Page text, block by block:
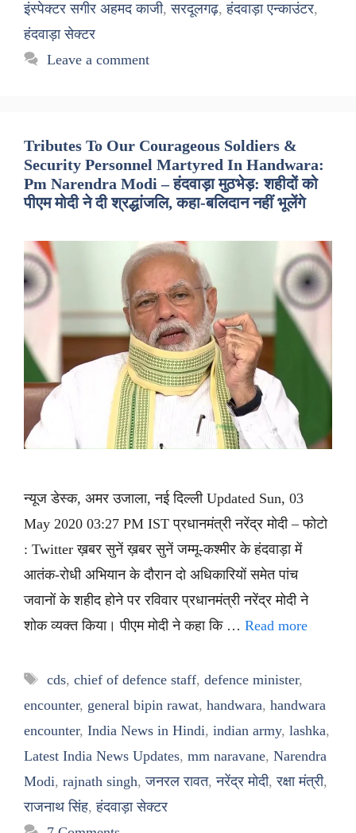
इंस्पेक्टर सगीर अहमद काजी,सरदूलगढ़,हंदवाड़ा एन्काउंटर,
हंदवाड़ा सेक्टर
Leave a comment
Tributes To Our Courageous Soldiers &
Security Personnel Martyred In Handwara:
Pm Narendra Modi – हंदवाड़ा मुठभेड़: शहीदों को
पीएम मोदी ने दी श्रद्धांजलि, कहा-बलिदान नहीं भूलेंगे
न्यूज डेस्क, अमर उजाला, नई दिल्ली Updated Sun, 03
May 2020 03:27 PM IST प्रधानमंत्री नरेंद्र मोदी – फोटो
: Twitter ख़बर सुनें ख़बर सुनें जम्मू-कश्मीर के हंदवाड़ा में
आतंक-रोधी अभियान के दौरान दो अधिकारियों समेत पांच
जवानों के शहीद होने पर रविवार प्रधानमंत्री नरेंद्र मोदी ने
शोक व्यक्त किया। पीएम मोदी ने कहा कि … Read more
Tags
cds, chief of defence staff, defence minister,
encounter, general bipin rawat, handwara, handwara
encounter, India News in Hindi, indian army, lashka,
Latest India News Updates, mm naravane, Narendra
Modi, rajnath singh,जनरल रावत,नरेंद्र मोदी,रक्षा मंत्री,
राजनाथ सिंह,हंदवाड़ा सेक्टर